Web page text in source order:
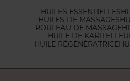
HUILES ESSENTIELLES
HUILES DE MASSAGES
ROULEAU DE MASSAGE
HUILE DE KARITE
HUILE RÉGÉNÉRATRICE